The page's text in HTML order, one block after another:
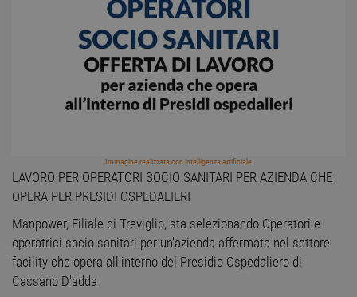
Immagine realizzata con intelligenza artificiale
LAVORO PER OPERATORI SOCIO SANITARI PER AZIENDA CHE
OPERA PER PRESIDI OSPEDALIERI
Manpower, Filiale di Treviglio, sta selezionando Operatori e
operatrici socio sanitari per un'azienda affermata nel settore
facility che opera all'interno del Presidio Ospedaliero di
Cassano D'adda